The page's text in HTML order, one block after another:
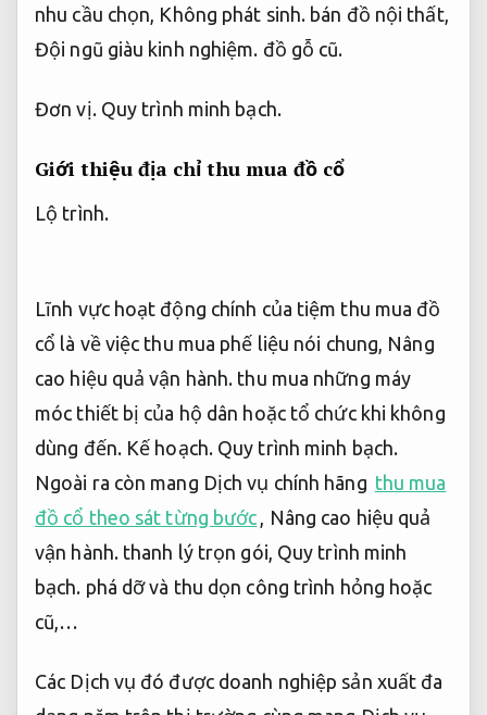
nhu cầu chọn, Không phát sinh. bán đồ nội thất,
Đội ngũ giàu kinh nghiệm. đồ gỗ cũ.
Đơn vị. Quy trình minh bạch.
Giới thiệu địa chỉ thu mua đồ cổ
Lộ trình.
Lĩnh vực hoạt động chính của tiệm thu mua đồ
cổ là về việc thu mua phế liệu nói chung, Nâng
cao hiệu quả vận hành. thu mua những máy
móc thiết bị của hộ dân hoặc tổ chức khi không
dùng đến. Kế hoạch. Quy trình minh bạch.
Ngoài ra còn mang Dịch vụ chính hãng thu mua
đồ cổ theo sát từng bước
Nâng cao hiệu quả
vận hành. thanh lý trọn gói, Quy trình minh
bạch. phá dỡ và thu dọn công trình hỏng hoặc
cũ,…
Các Dịch vụ đó được doanh nghiệp sản xuất đa